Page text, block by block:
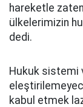
hareketle
ülkelerimizin
dedi.
Hukuk sistemi
kabul etmek